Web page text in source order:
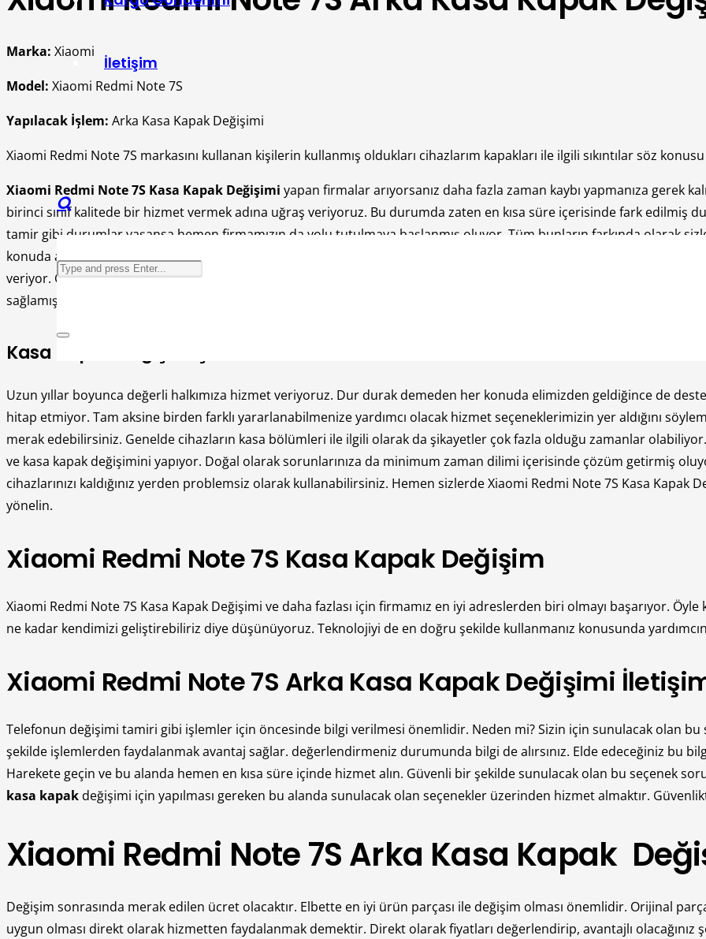
İletişim
Marka: Xiaomi
Model: Xiaomi Redmi Note 7S
Yapılacak İşlem: Arka Kasa Kapak Değişimi
Xiaomi Redmi Note 7S markasını kullanan kişilerin kullanmış oldukları cihazlarım kapakları ile ilgili sıkıntılar söz
Xiaomi Redmi Note 7S Kasa Kapak Değişimi yapan firmalar arıyorsanız daha fazla zaman kaybı yapmanıza gerek
birinci sınıf kalitede bir hizmet vermek adına uğraş veriyoruz. Bu durumda zaten en kısa süre içerisinde fark edilmiş
tamir gibi durumlar yaşansa hemen firmamızın da yolu tutulmaya başlanmış oluyor. Tüm bunların farkında olarak
konuda artık sizlerde kusursuz şekilde bıir hizmet almaya devam edersiniz. Firmamız sizlere elinden geldiğince
veriyor. Cihazların kasa kapak değişimlerini de yaparken dikkati kesinlikle elden bırakmıyor. Bu sayede sorunsuz bir
sağlamış olacaksınız. Kasa kapak kısımlarında zaman geçtik sıra kullanıma bağlı olarak birtakım arızalar yaşanabilir.
Kasa Kapak Değişim İşlemlerinden Yararlan
Uzun yıllar boyunca değerli halkımıza hizmet veriyoruz. Dur durak demeden her konuda elimizden geldiğince de
hitap etmiyor. Tam aksine birden farklı yararlanabilmenize yardımcı olacak hizmet seçeneklerimizin yer aldığını
merak edebilirsiniz. Genelde cihazların kasa bölümleri ile ilgili olarak da şikayetler çok fazla olduğu zamanlar
ve kasa kapak değişimini yapıyor. Doğal olarak sorunlarınıza da minimum zaman dilimi içerisinde çözüm getirmiş
cihazlarınızı kaldığınız yerden problemsiz olarak kullanabilirsiniz. Hemen sizlerde Xiaomi Redmi Note 7S Kasa
yönelin.
Xiaomi Redmi Note 7S Kasa Kapak Değişim
Xiaomi Redmi Note 7S Kasa Kapak Değişimi ve daha fazlası için firmamız en iyi adreslerden biri olmayı başarıyor.
ne kadar kendimizi geliştirebiliriz diye düşünüyoruz. Teknolojiyi de en doğru şekilde kullanmanız konusunda
Xiaomi Redmi Note 7S Arka Kasa Kapak Değişimi
Telefonun değişimi tamiri gibi işlemler için öncesinde bilgi verilmesi önemlidir. Neden mi? Sizin için sunulacak olan bu
şekilde işlemlerden faydalanmak avantaj sağlar. değerlendirmeniz durumunda bilgi de alırsınız. Elde edeceğiniz bu
Harekete geçin ve bu alanda hemen en kısa süre içinde hizmet alın. Güvenli bir şekilde sunulacak olan bu seçenek
kasa kapak değişimi için yapılması gereken bu alanda sunulacak olan seçenekler üzerinden hizmet almaktır.
Xiaomi Redmi Note 7S Arka Kasa Kapak
Değişim sonrasında merak edilen ücret olacaktır. Elbette en iyi ürün parçası ile değişim olması önemlidir. Orijinal
uygun olması direkt olarak hizmetten faydalanmak demektir. Direkt olarak fiyatları değerlendirip, avantajlı